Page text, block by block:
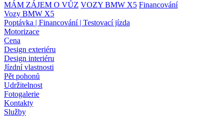
MÁM ZÁJEM O VŮZ VOZY BMW X5 Financování
Vozy BMW X5
Poptávka | Financování | Testovací jízda
Motorizace
Cena
Design exteriéru
Design interiéru
Jízdní vlastnosti
Pět pohonů
Udržitelnost
Fotogalerie
Kontakty
Služby